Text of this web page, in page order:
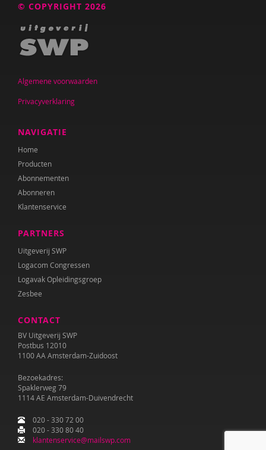
© COPYRIGHT 2026
Algemene voorwaarden
Privacyverklaring
NAVIGATIE
Home
Producten
Abonnementen
Abonneren
Klantenservice
PARTNERS
Uitgeverij SWP
Logacom Congressen
Logavak Opleidingsgroep
Zesbee
CONTACT
BV Uitgeverij SWP
Postbus 12010
1100 AA Amsterdam-Zuidoost
Bezoekadres:
Spaklerweg 79
1114 AE Amsterdam-Duivendrecht
020 - 330 72 00
020 - 330 80 40
klantenservice@mailswp.com